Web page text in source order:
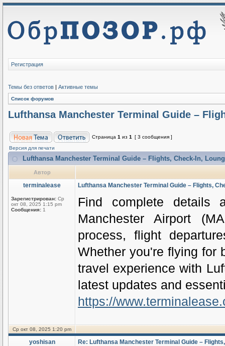
Регистрация
Темы без ответов | Активные темы
Список форумов
Lufthansa Manchester Terminal Guide –
Страница 1 из 1
[ 3 сообщения ]
Версия для печати
Lufthansa Manchester Terminal Guide – Flights, Check-In,
Автор
terminalease
Зарегистрирован: Ср
окт 08, 2025 1:15 pm
Сообщения: 1
Lufthansa Manchester Terminal Guide – Flights,
Find complete details
Manchester Airport
process, flight
Whether you're flying for
travel experience with
latest updates and
https://
Ср окт 08, 2025 1:20 pm
yoshisan Re: Lufthansa Manchester Terminal Guide –